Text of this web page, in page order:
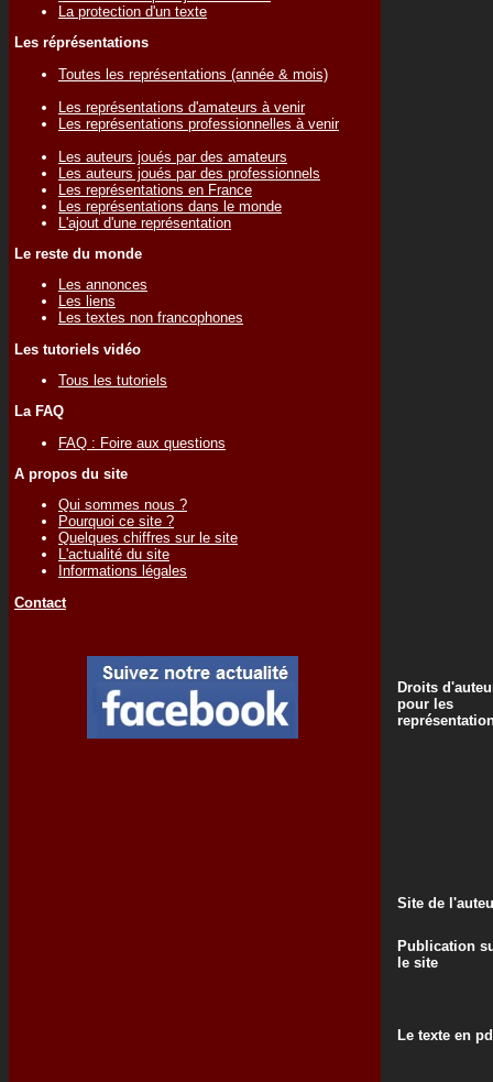
La protection d'un texte
Les réprésentations
Toutes les représentations (année & mois)
Les représentations d'amateurs à venir
Les représentations professionnelles à venir
Les auteurs joués par des amateurs
Les auteurs joués par des professionnels
Les représentations en France
Les représentations dans le monde
L'ajout d'une représentation
Le reste du monde
Les annonces
Les liens
Les textes non francophones
Les tutoriels vidéo
Tous les tutoriels
La FAQ
FAQ : Foire aux questions
A propos du site
Qui sommes nous ?
Pourquoi ce site ?
Quelques chiffres sur le site
L'actualité du site
Informations légales
Contact
Droits
pour les
Site de
Publication
le site
Le texte en